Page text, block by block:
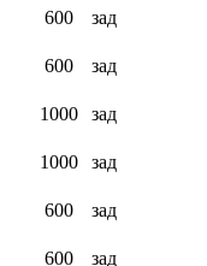
600 зад
600 зад
1000 зад
1000 зад
600 зад
600 зад